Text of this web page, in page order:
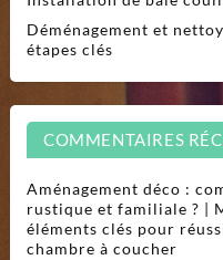
Déménagement et
étapes clés
COMMENTAIRES
Aménagement déco :
rustique et familiale ? |
éléments clés pour
chambre à coucher